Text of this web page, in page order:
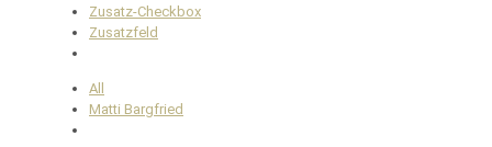
Zusatz-Checkbox
Zusatzfeld
All
Matti Bargfried